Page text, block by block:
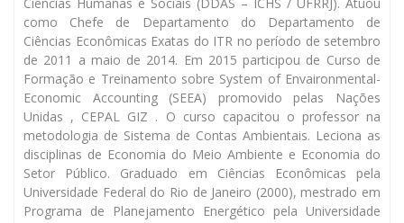
como Chefe de Departamento do Departamento de
Ciências Econômicas Exatas do ITR no período de setembro
de 2011 a maio de 2014. Em 2015 participou de Curso de
Formação e Treinamento sobre System of Envaironmental-
Economic Accounting (SEEA) promovido pelas Nações
Unidas , CEPAL GIZ . O curso capacitou o professor na
metodologia de Sistema de Contas Ambientais. Leciona as
disciplinas de Economia do Meio Ambiente e Economia do
Setor Público. Graduado em Ciências Econômicas pela
Universidade Federal do Rio de Janeiro (2000), mestrado em
Programa de Planejamento Energético pela Universidade